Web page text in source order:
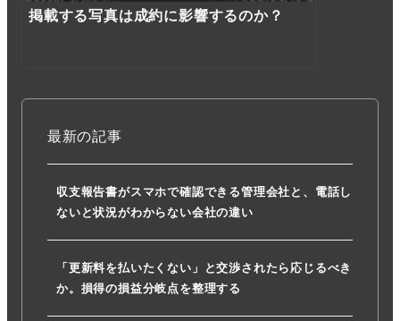
掲載する写真は成約に影響するのか？
最新の記事
収支報告書がスマホで確認できる管理会社と、電話し
ないと状況がわからない会社の違い
「更新料を払いたくない」と交渉されたら応じるべき
か。損得の損益分岐点を整理する